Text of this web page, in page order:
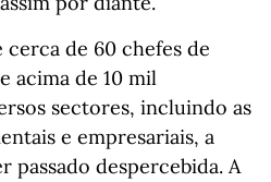
de 60 chefes de
acima de 10 mil
sectores, incluindo as
e empresariais, a
passado despercebida. A